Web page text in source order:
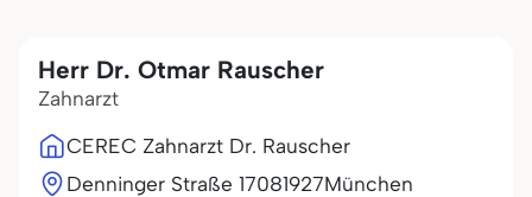
Herr Dr. Otmar Rauscher
Zahnarzt
CEREC Zahnarzt Dr. Rauscher
Denninger Straße 17081927München